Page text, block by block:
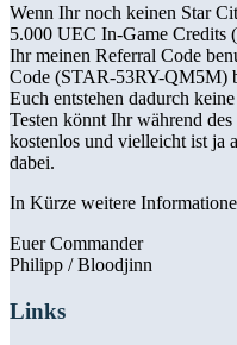
Wenn Ihr noch keinen Star
5.000 UEC In-Game Credits
Ihr meinen Referral Code
Code (STAR-53RY-QM5M)
Euch entstehen dadurch
Testen könnt Ihr während
kostenlos und vielleicht ist ja
dabei.
In Kürze weitere
Euer Commander
Philipp / Bloodjinn
Links